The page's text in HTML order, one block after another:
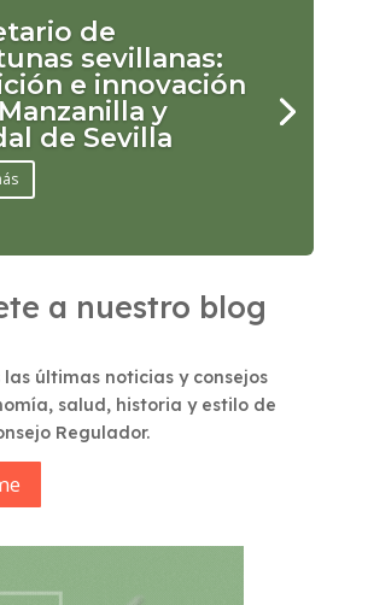
de
sevillanas:
e innovación
y
de Sevilla
a nuestro blog
últimas noticias y consejos
salud, historia y estilo de
Regulador.